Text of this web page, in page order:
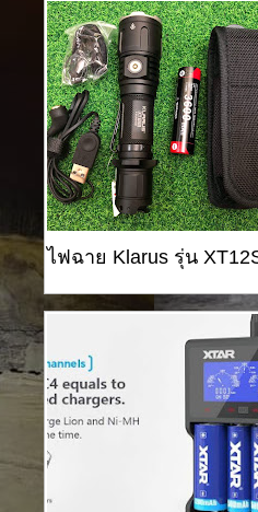
ไฟฉาย Klarus รุ่น